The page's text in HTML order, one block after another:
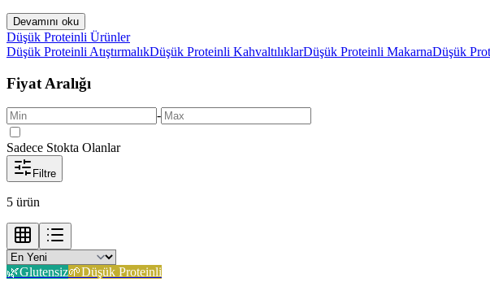
Devamını oku
Düşük Proteinli Ürünler
Düşük Proteinli AtıştırmalıkDüşük Proteinli KahvaltılıklarDüşük Proteinli MakarnaDüşük
Fiyat Aralığı
-
Sadece Stokta Olanlar
Filtre
5 ürün
🌿Glutensiz🌱Düşük Proteinli